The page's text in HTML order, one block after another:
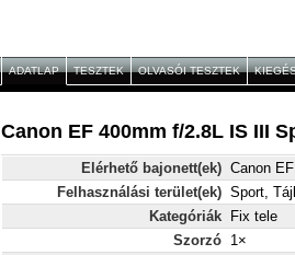
ADATLAP TESZTEK OLVASÓI TESZTEK
Canon EF 400mm f/2.8L IS III
Elérhető bajonett(ek) Canon EF
Felhasználási terület(ek) Sport,
Kategóriák
Fix tele
Szorzó 1×